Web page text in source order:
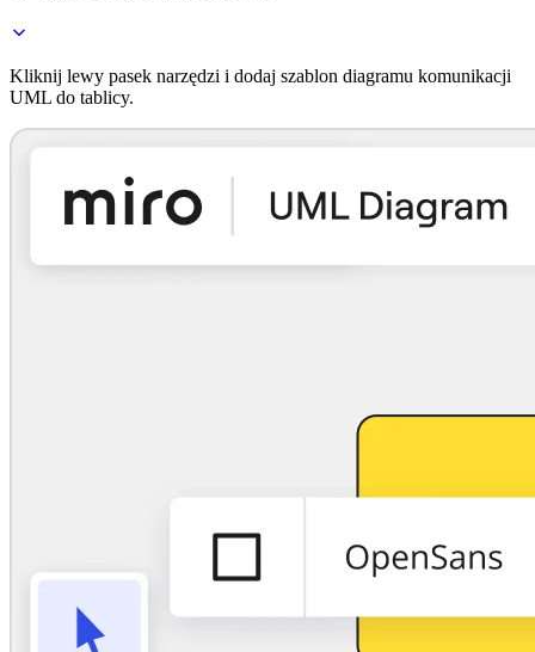
Kliknij lewy pasek narzędzi i dodaj szablon diagramu komunikacji
UML do tablicy.